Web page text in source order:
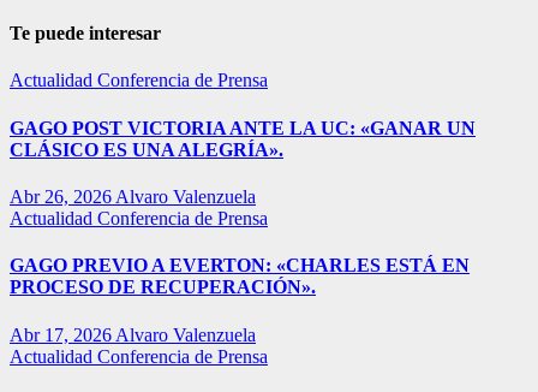
Te puede interesar
Actualidad Conferencia de Prensa
GAGO POST VICTORIA ANTE LA UC: «GANAR UN
CLÁSICO ES UNA ALEGRÍA».
Abr 26, 2026 Alvaro Valenzuela
Actualidad Conferencia de Prensa
GAGO PREVIO A EVERTON: «CHARLES ESTÁ EN
PROCESO DE RECUPERACIÓN».
Abr 17, 2026 Alvaro Valenzuela
Actualidad Conferencia de Prensa